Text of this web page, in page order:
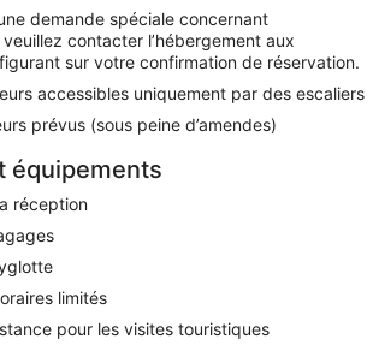
demande spéciale concernant
veuillez contacter l’hébergement aux
sur votre confirmation de réservation.
accessibles uniquement par des escaliers
prévus (sous peine d’amendes)
équipements
réception
limités
pour les visites touristiques